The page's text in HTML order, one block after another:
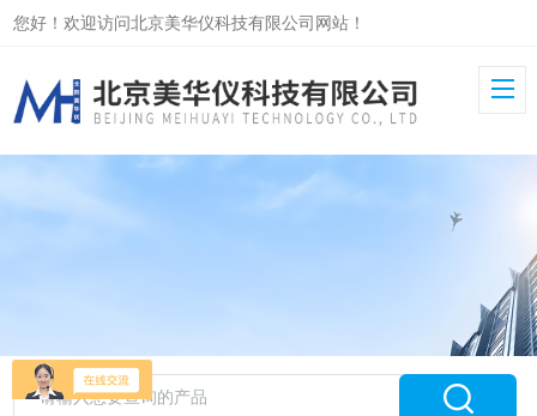
您好！欢迎访问北京美华仪科技有限公司网站！